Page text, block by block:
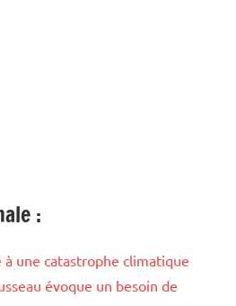
:
à une catastrophe climatique
évoque un besoin de